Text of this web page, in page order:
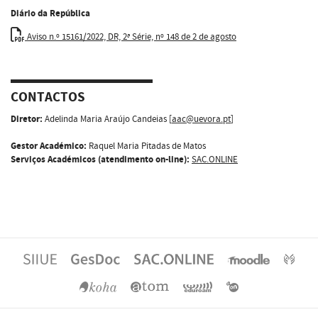
Diário da República
Aviso n.º 15161/2022, DR, 2ª Série, nº 148 de 2 de agosto
CONTACTOS
Diretor: Adelinda Maria Araújo Candeias [aac@uevora.pt]
Gestor Académico: Raquel Maria Pitadas de Matos
Serviços Académicos (atendimento on-line): SAC.ONLINE